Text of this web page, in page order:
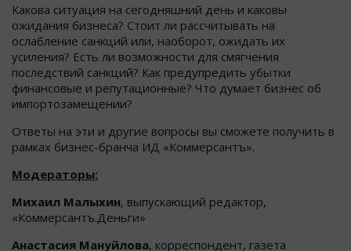
Какова ситуация на сегодняшний день и каковы
ожидания бизнеса? Стоит ли рассчитывать на
ослабление санкций или, наоборот, ожидать их
усиления? Есть ли возможности для смягчения
последствий санкций? Как предупредить убытки
финансовые и репутационные? Что думает бизнес об
импортозамещении?
Ответы на эти и другие вопросы вы сможете получить в
рамках бизнес-бранча ИД «Коммерсантъ».
Модераторы:
Михаил Малыхин, выпускающий редактор,
«Коммерсантъ.Деньги»
Анастасия Мануйлова, корреспондент, газета